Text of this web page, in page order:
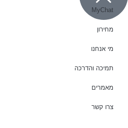
MyChat
מחירון
מי אנחנו
תמיכה והדרכה
מאמרים
צרו קשר